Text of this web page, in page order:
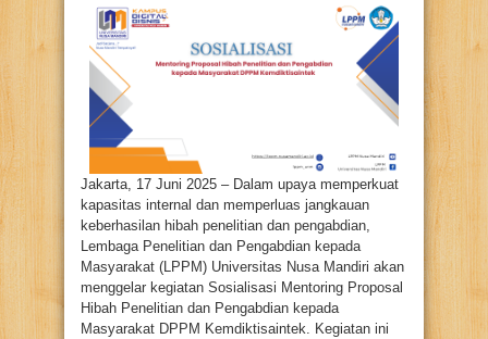
Dosen
Mentor
Melalui
Sosialisasi
Jakarta, 17 Juni 2025 – Dalam upaya memperkuat
kapasitas internal dan memperluas jangkauan
keberhasilan hibah penelitian dan pengabdian,
Lembaga Penelitian dan Pengabdian kepada
Masyarakat (LPPM) Universitas Nusa Mandiri akan
menggelar kegiatan Sosialisasi Mentoring Proposal
Hibah Penelitian dan Pengabdian kepada
Masyarakat DPPM Kemdiktisaintek. Kegiatan ini